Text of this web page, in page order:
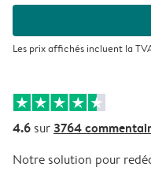
Les prix affichés incluent la
4.6 sur3764
Notre solution pour